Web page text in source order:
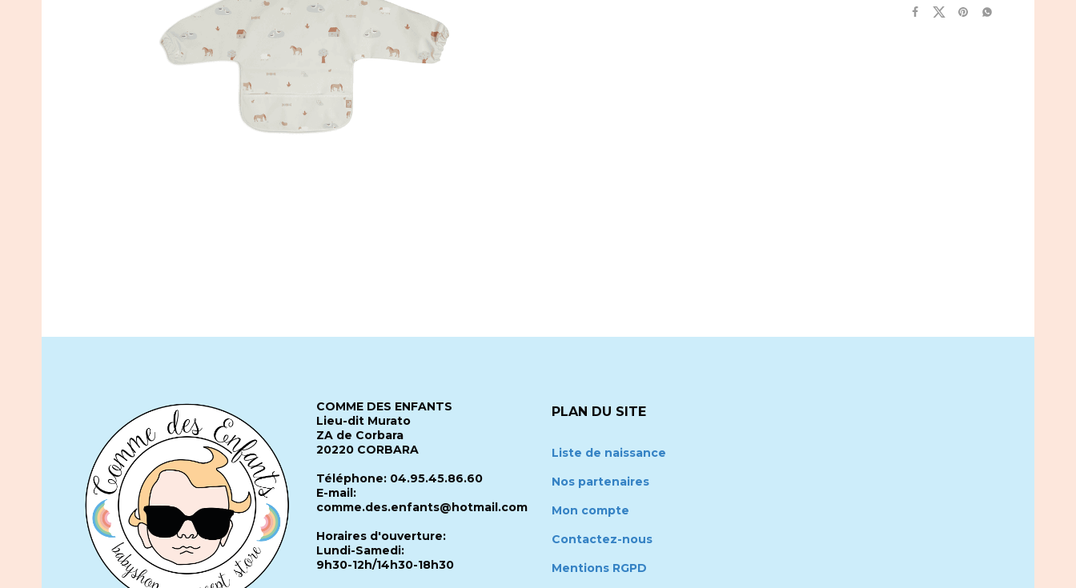
COMME DES ENFANTS
Lieu-dit Murato
ZA de Corbara
20220 CORBARA
Téléphone: 04.95.45.86.60
E-mail:
comme.des.enfants@hotmail.com
Horaires d'ouverture:
Lundi-Samedi:
9h30-12h/14h30-18h30
PLAN DU SITE
Liste de naissance
Nos partenaires
Mon compte
Contactez-nous
Mentions RGPD